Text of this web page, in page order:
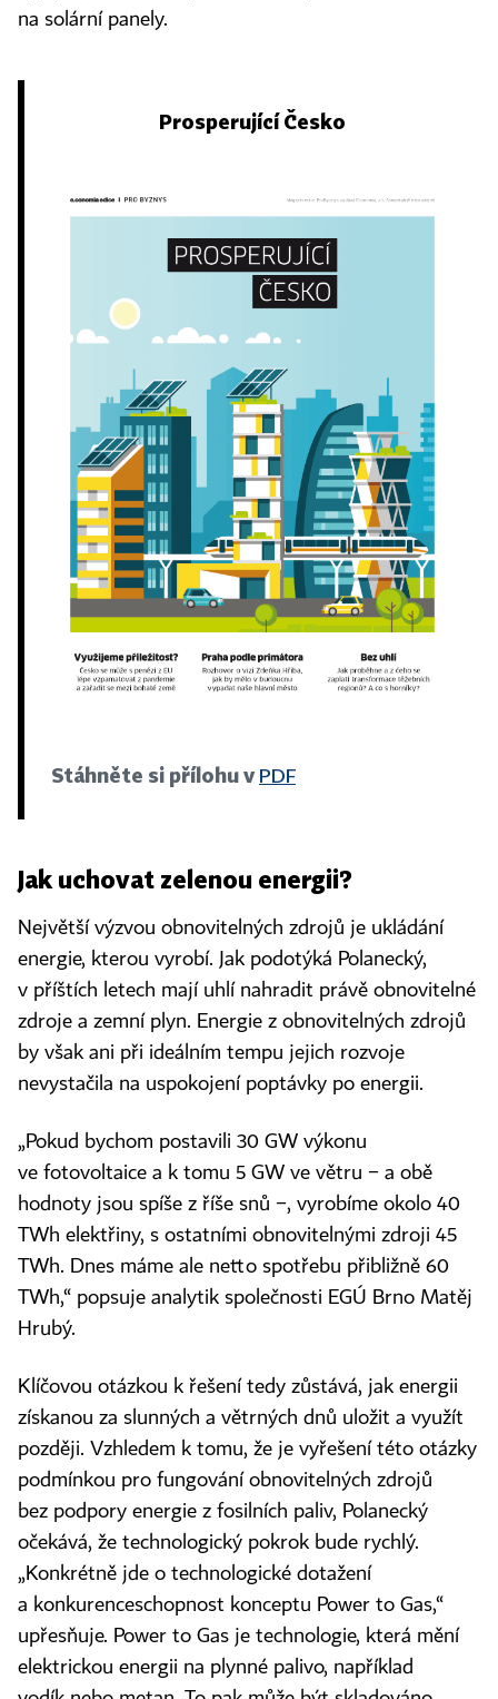
na solární panely.
Prosperující Česko
Stáhněte si přílohu v PDF
Jak uchovat zelenou energii?
Největší výzvou obnovitelných zdrojů je ukládání
energie, kterou vyrobí. Jak podotýká Polanecký,
v příštích letech mají uhlí nahradit právě obnovitelné
zdroje a zemní plyn. Energie z obnovitelných zdrojů
by však ani při ideálním tempu jejich rozvoje
nevystačila na uspokojení poptávky po energii.
„Pokud bychom postavili 30 GW výkonu
ve fotovoltaice a k tomu 5 GW ve větru − a obě
hodnoty jsou spíše z říše snů −, vyrobíme okolo 40
TWh elektřiny, s ostatními obnovitelnými zdroji 45
TWh. Dnes máme ale netto spotřebu přibližně 60
TWh,“ popsuje analytik společnosti EGÚ Brno Matěj
Hrubý.
Klíčovou otázkou k řešení tedy zůstává, jak energii
získanou za slunných a větrných dnů uložit a využít
později. Vzhledem k tomu, že je vyřešení této otázky
podmínkou pro fungování obnovitelných zdrojů
bez podpory energie z fosilních paliv, Polanecký
očekává, že technologický pokrok bude rychlý.
„Konkrétně jde o technologické dotažení
a konkurenceschopnost konceptu Power to Gas,“
upřesňuje. Power to Gas je technologie, která mění
elektrickou energii na plynné palivo, například